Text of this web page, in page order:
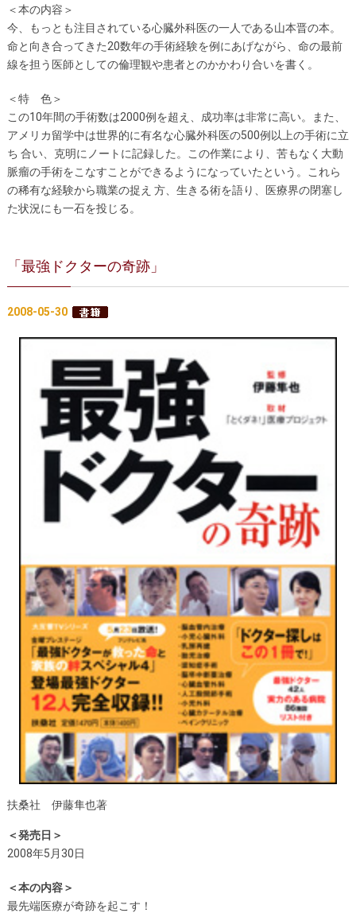
＜本の内容＞
今、もっとも注目されている心臓外科医の一人である山本晋の本。
命と向き合ってきた20数年の手術経験を例にあげながら、命の最前
線を担う医師としての倫理観や患者とのかかわり合いを書く。
＜特 色＞
この10年間の手術数は2000例を超え、成功率は非常に高い。また、
アメリカ留学中は世界的に有名な心臓外科医の500例以上の手術に立
ち 合い、克明にノートに記録した。この作業により、苦もなく大動
脈瘤の手術をこなすことができるようになっていたという。これら
の稀有な経験から職業の捉え 方、生きる術を語り、医療界の閉塞し
た状況にも一石を投じる。
「最強ドクターの奇跡」
2008-05-30
扶桑社 伊藤隼也著
＜発売日＞
2008年5月30日
＜本の内容＞
最先端医療が奇跡を起こす！